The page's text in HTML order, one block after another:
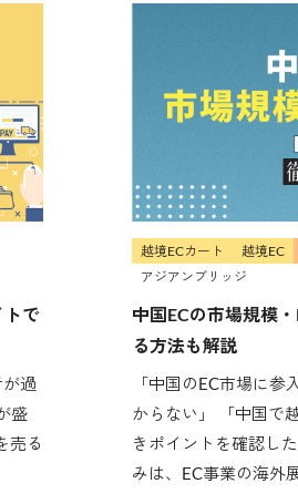
トで
過
盛
売る
越境ECカート 越境EC
アジアンブリッジ
中国ECの市場規模
る方法も解説
「中国のEC市場に
からない」 「中国で
きポイントを確認し
みは、EC事業の海外